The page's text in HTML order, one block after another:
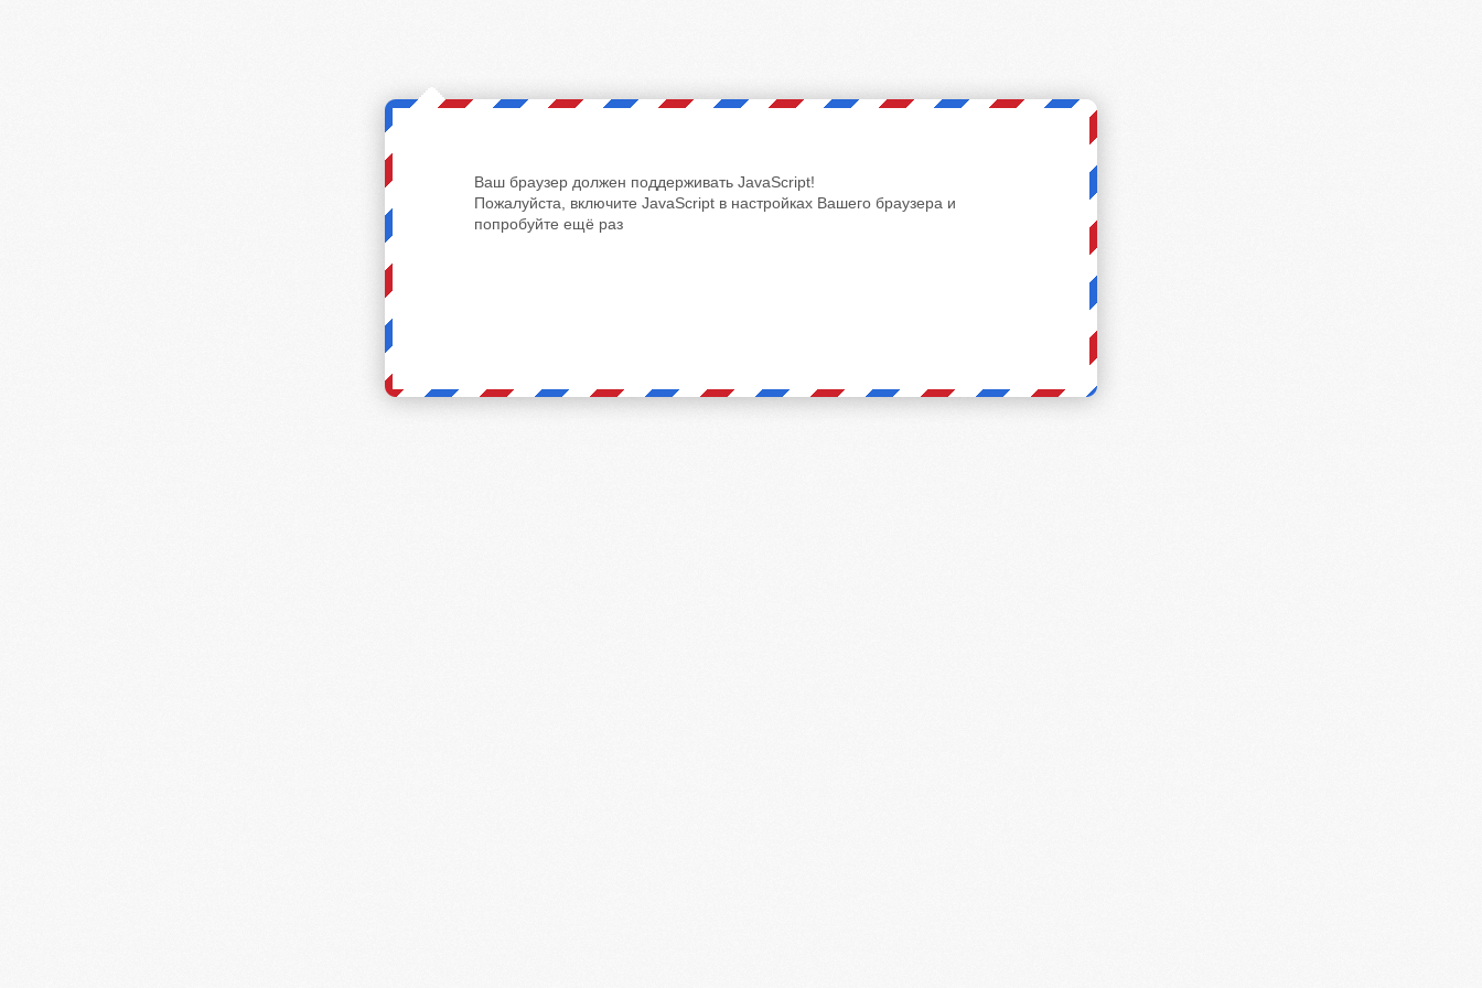
Ваш браузер должен поддерживать JavaScript!
Пожалуйста, включите JavaScript в настройках Вашего браузера и
попробуйте ещё раз